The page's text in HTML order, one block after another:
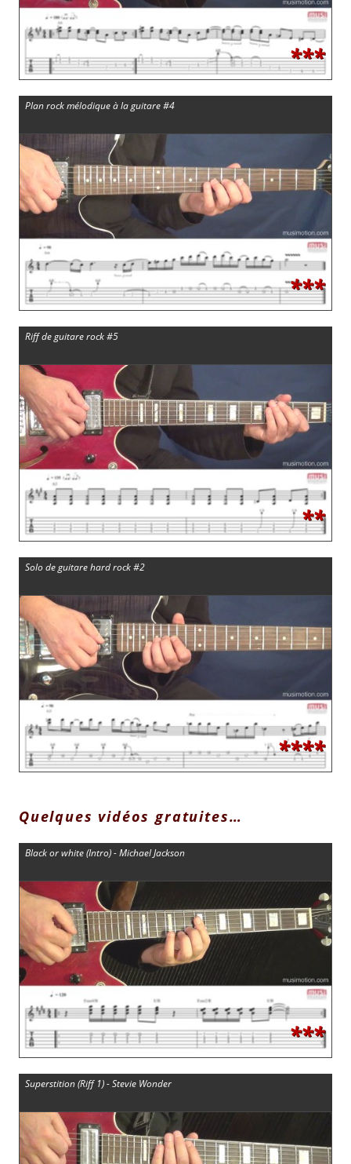
***
Plan rock mélodique à la guitare #4
***
Riff de guitare rock #5
**
Solo de guitare hard rock #2
****
Quelques vidéos gratuites…
Black or white (Intro) - Michael Jackson
***
Superstition (Riff 1) - Stevie Wonder